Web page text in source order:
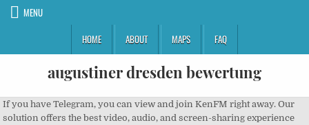
MENU
HOME
ABOUT MAPS FAQ
augustiner dresden bewertung
If you have Telegram, you can view and join KenFM right away. Our
solution offers the best video, audio, and screen-sharing experience